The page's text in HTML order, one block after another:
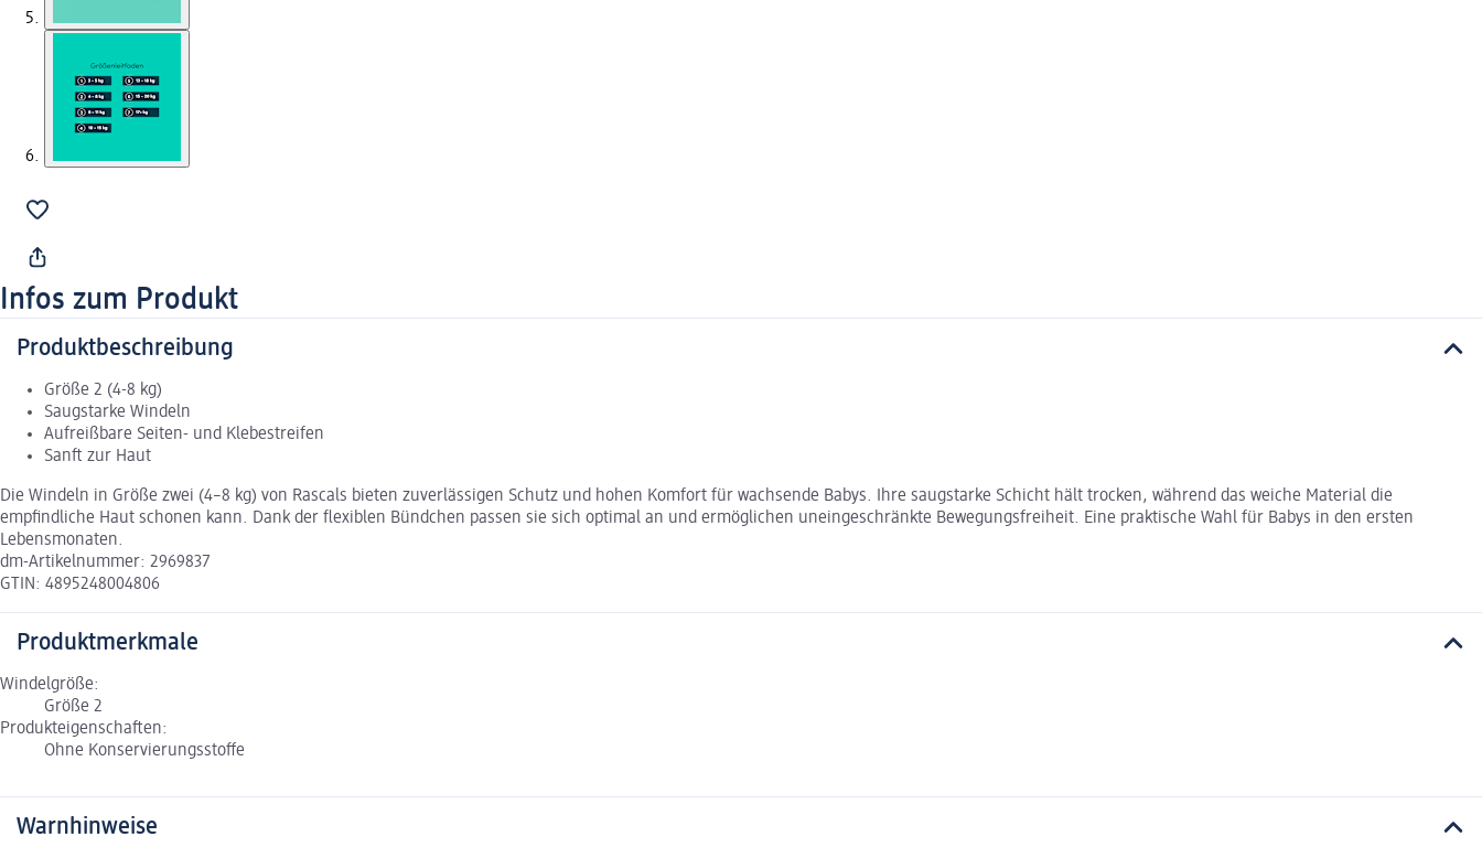
Infos zum Produkt
Produktbeschreibung
Größe 2 (4-8 kg)
Saugstarke Windeln
Aufreißbare Seiten- und Klebestreifen
Sanft zur Haut
Die Windeln in Größe zwei (4–8 kg) von Rascals bieten zuverlässigen Schutz und hohen Komfort für wachsende Babys. Ihre saugstarke Schicht hält trocken, während das weiche Material die
empfindliche Haut schonen kann. Dank der flexiblen Bündchen passen sie sich optimal an und ermöglichen uneingeschränkte Bewegungsfreiheit. Eine praktische Wahl für Babys in den ersten
Lebensmonaten.
dm-Artikelnummer: 2969837
GTIN: 4895248004806
Produktmerkmale
Windelgröße:
Größe 2
Produkteigenschaften:
Ohne Konservierungsstoffe
Warnhinweise